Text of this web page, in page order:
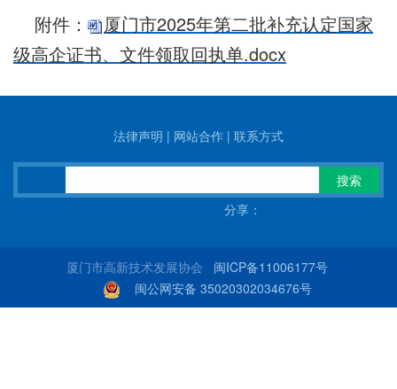
附件：
厦门市2025年第二批补充认定国家
级高企证书、文件领取回执单.docx
法律声明 | 网站合作 | 联系方式
搜索
分享：
厦门市高新技术发展协会 闽ICP备11006177号
闽公网安备 35020302034676号